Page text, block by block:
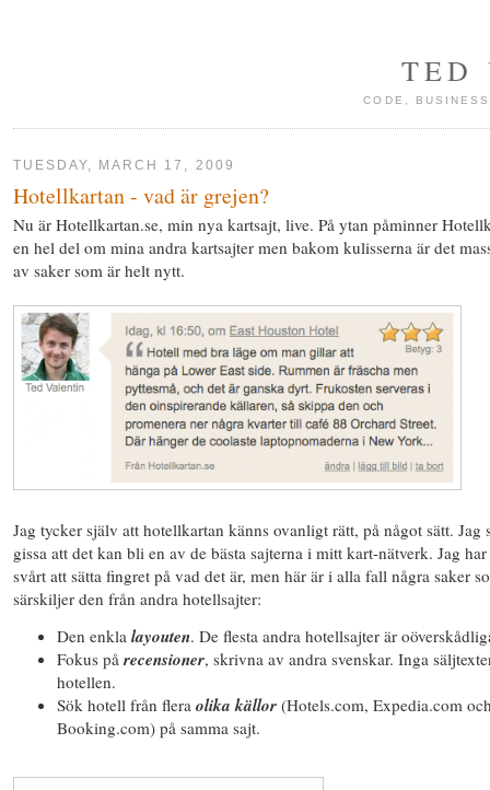
TED
CODE,
TUESDAY, MARCH 17, 2009
Hotellkartan - vad är grejen?
Nu är Hotellkartan.se, min nya kartsajt, live. På ytan påminner
en hel del om mina andra kartsajter men bakom kulisserna är det
av saker som är helt nytt.
Jag tycker själv att hotellkartan känns ovanligt rätt, på något sätt. Jag
gissa att det kan bli en av de bästa sajterna i mitt kart-nätverk. Jag
svårt att sätta fingret på vad det är, men här är i alla fall några saker
särskiljer den från andra hotellsajter:
Den enkla layouten. De flesta andra hotellsajter är
Fokus på recensioner, skrivna av andra svenskar. Inga
hotellen.
Sök hotell från flera olika källor (Hotels.com, Expedia.com
Booking.com) på samma sajt.